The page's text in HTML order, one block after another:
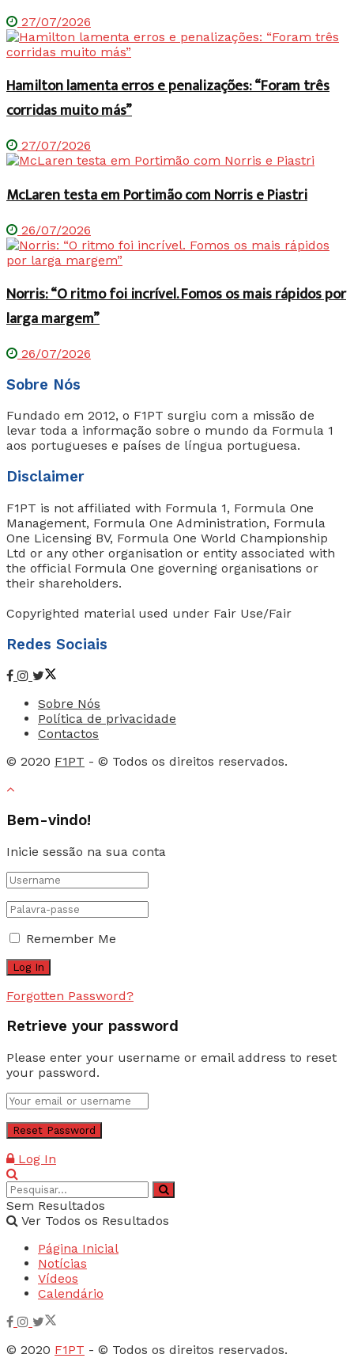
27/07/2026
Hamilton lamenta erros e penalizações: “Foram três
corridas muito más”
27/07/2026
McLaren testa em Portimão com Norris e Piastri
26/07/2026
Norris: “O ritmo foi incrível. Fomos os mais rápidos por
larga margem”
26/07/2026
Sobre Nós
Fundado em 2012, o F1PT surgiu com a missão de
levar toda a informação sobre o mundo da Formula 1
aos portugueses e países de língua portuguesa.
Disclaimer
F1PT is not affiliated with Formula 1, Formula One
Management, Formula One Administration, Formula
One Licensing BV, Formula One World Championship
Ltd or any other organisation or entity associated with
the official Formula One governing organisations or
their shareholders.
Copyrighted material used under Fair Use/Fair
Redes Sociais
Sobre Nós
Política de privacidade
Contactos
© 2020 F1PT - © Todos os direitos reservados.
Bem-vindo!
Inicie sessão na sua conta
Remember Me
Forgotten Password?
Retrieve your password
Please enter your username or email address to reset
your password.
Log In
Sem Resultados
Ver Todos os Resultados
Página Inicial
Notícias
Vídeos
Calendário
© 2020 F1PT - © Todos os direitos reservados.